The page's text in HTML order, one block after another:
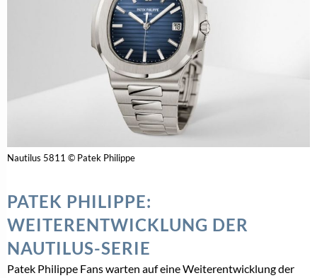
Nautilus 5811 © Patek Philippe
PATEK PHILIPPE:
WEITERENTWICKLUNG DER
NAUTILUS-SERIE
Patek Philippe Fans warten auf eine Weiterentwicklung der